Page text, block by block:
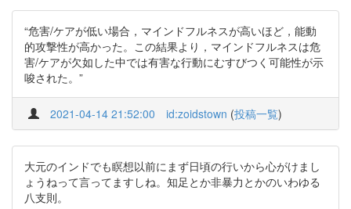
“危害/ケアが低い場合，マインドフルネスが高いほど，能動
的攻撃性が高かった。この結果より，マインドフルネスは危
害/ケアが欠如した中では有害な行動にむすびつく可能性が示
唆された。”
2021-04-14 21:52:00 id:zoidstown (投稿一覧)
大元のインドでも瞑想以前にまず日頃の行いから心がけまし
ょうねって言ってますしね。知足とか非暴力とかのいわゆる
八支則。